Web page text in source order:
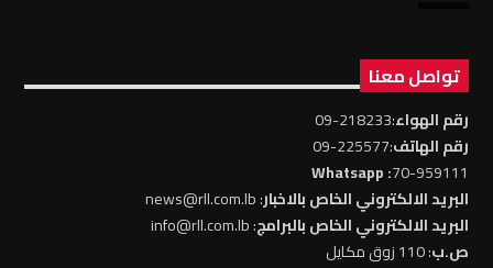
تواصل معنا
رقم الهواء:218233-09
رقم الهاتف:225577-09
70-959111
: Whatsapp
البريد الالكتروني الخاص بالاخبار: news@rll.com.lb
البريد الالكتروني الخاص بالبرامج: info@rll.com.lb
ص.ب: 110 زوق مكايل